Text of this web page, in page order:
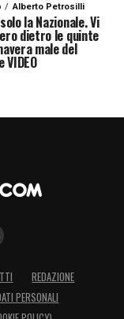
Alberto Petrosilli
la Nazionale. Vi
dietro le quinte
male del
VIDEO
REDAZIONE
PERSONALI